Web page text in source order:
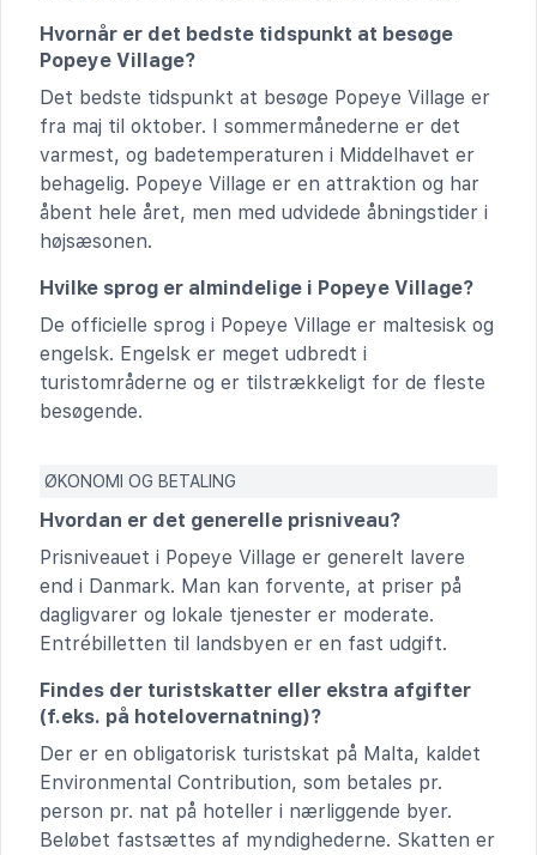
Hvornår er det bedste tidspunkt at besøge
Popeye Village?
Det bedste tidspunkt at besøge Popeye Village er
fra maj til oktober. I sommermånederne er det
varmest, og badetemperaturen i Middelhavet er
behagelig. Popeye Village er en attraktion og har
åbent hele året, men med udvidede åbningstider i
højsæsonen.
Hvilke sprog er almindelige i Popeye Village?
De officielle sprog i Popeye Village er maltesisk og
engelsk. Engelsk er meget udbredt i
turistområderne og er tilstrækkeligt for de fleste
besøgende.
ØKONOMI OG BETALING
Hvordan er det generelle prisniveau?
Prisniveauet i Popeye Village er generelt lavere
end i Danmark. Man kan forvente, at priser på
dagligvarer og lokale tjenester er moderate.
Entrébilletten til landsbyen er en fast udgift.
Findes der turistskatter eller ekstra afgifter
(f.eks. på hotelovernatning)?
Der er en obligatorisk turistskat på Malta, kaldet
Environmental Contribution, som betales pr.
person pr. nat på hoteller i nærliggende byer.
Beløbet fastsættes af myndighederne. Skatten er